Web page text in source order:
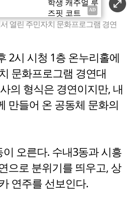
열린 주민자치 문화프로그램 경연
2시 시청 1층 온누리홀에
문화프로그램 경연대
의 형식은 경연이지만, 내
만들어 온 공동체 문화의
오른다. 수내3동과 시흥
으로 분위기를 띄우고, 상
연주를 선보인다.